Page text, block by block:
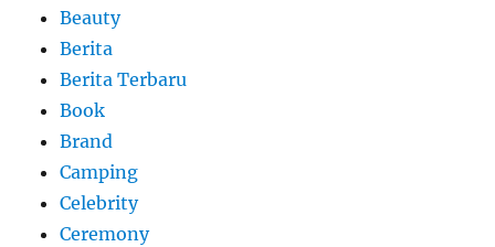
Beauty
Berita
Berita Terbaru
Book
Brand
Camping
Celebrity
Ceremony